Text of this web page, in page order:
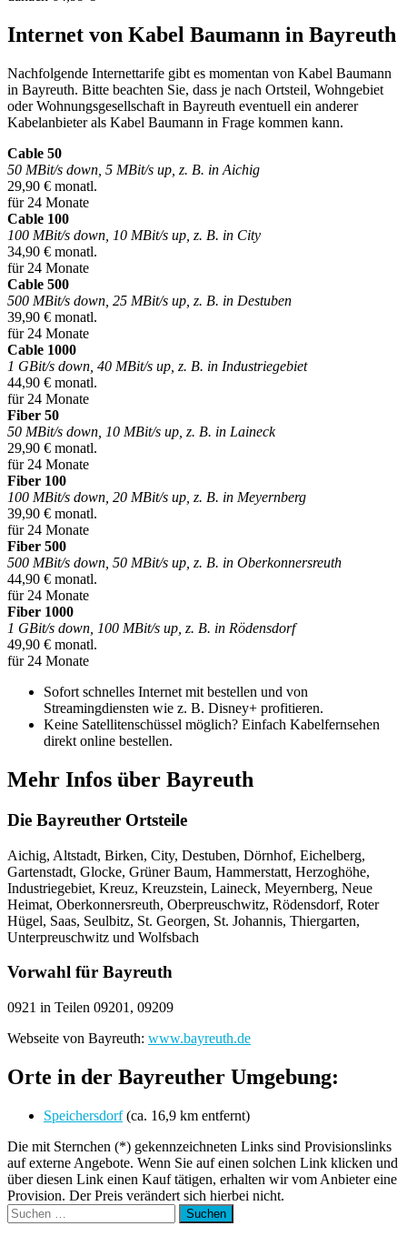
Internet von Kabel Baumann in Bayreuth
Nachfolgende Internettarife gibt es momentan von Kabel Baumann
in Bayreuth. Bitte beachten Sie, dass je nach Ortsteil, Wohngebiet
oder Wohnungsgesellschaft in Bayreuth eventuell ein anderer
Kabelanbieter als Kabel Baumann in Frage kommen kann.
Cable 50
50 MBit/s down, 5 MBit/s up, z. B. in Aichig
29,90 € monatl.
für 24 Monate
Cable 100
100 MBit/s down, 10 MBit/s up, z. B. in City
34,90 € monatl.
für 24 Monate
Cable 500
500 MBit/s down, 25 MBit/s up, z. B. in Destuben
39,90 € monatl.
für 24 Monate
Cable 1000
1 GBit/s down, 40 MBit/s up, z. B. in Industriegebiet
44,90 € monatl.
für 24 Monate
Fiber 50
50 MBit/s down, 10 MBit/s up, z. B. in Laineck
29,90 € monatl.
für 24 Monate
Fiber 100
100 MBit/s down, 20 MBit/s up, z. B. in Meyernberg
39,90 € monatl.
für 24 Monate
Fiber 500
500 MBit/s down, 50 MBit/s up, z. B. in Oberkonnersreuth
44,90 € monatl.
für 24 Monate
Fiber 1000
1 GBit/s down, 100 MBit/s up, z. B. in Rödensdorf
49,90 € monatl.
für 24 Monate
Sofort schnelles Internet mit bestellen und von
Streamingdiensten wie z. B. Disney+ profitieren.
Keine Satellitenschüssel möglich? Einfach Kabelfernsehen
direkt online bestellen.
Mehr Infos über Bayreuth
Die Bayreuther Ortsteile
Aichig, Altstadt, Birken, City, Destuben, Dörnhof, Eichelberg,
Gartenstadt, Glocke, Grüner Baum, Hammerstatt, Herzoghöhe,
Industriegebiet, Kreuz, Kreuzstein, Laineck, Meyernberg, Neue
Heimat, Oberkonnersreuth, Oberpreuschwitz, Rödensdorf, Roter
Hügel, Saas, Seulbitz, St. Georgen, St. Johannis, Thiergarten,
Unterpreuschwitz und Wolfsbach
Vorwahl für Bayreuth
0921 in Teilen 09201, 09209
Webseite von Bayreuth: www.bayreuth.de
Orte in der Bayreuther Umgebung:
Speichersdorf(ca. 16,9 km entfernt)
Die mit Sternchen (*) gekennzeichneten Links sind Provisionslinks
auf externe Angebote. Wenn Sie auf einen solchen Link klicken und
über diesen Link einen Kauf tätigen, erhalten wir vom Anbieter eine
Provision. Der Preis verändert sich hierbei nicht.
Suchen
nach: